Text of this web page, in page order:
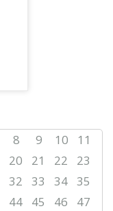
8 9 10
11
20 21 22
23
32 33 34 35
44 45 46
47